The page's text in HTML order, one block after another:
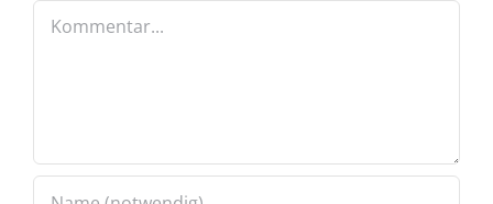
Kommentar